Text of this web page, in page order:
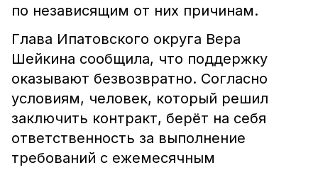
по независящим от них причинам.
Глава Ипатовского округа Вера
Шейкина сообщила, что поддержку
оказывают безвозвратно. Согласно
условиям, человек, который решил
заключить контракт, берёт на себя
ответственность за выполнение
требований с ежемесячным